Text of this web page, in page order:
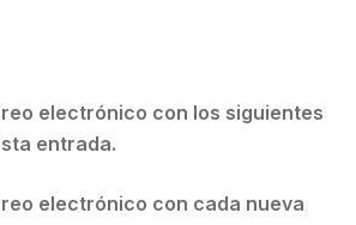
electrónico con los siguientes
entrada.
electrónico con cada nueva